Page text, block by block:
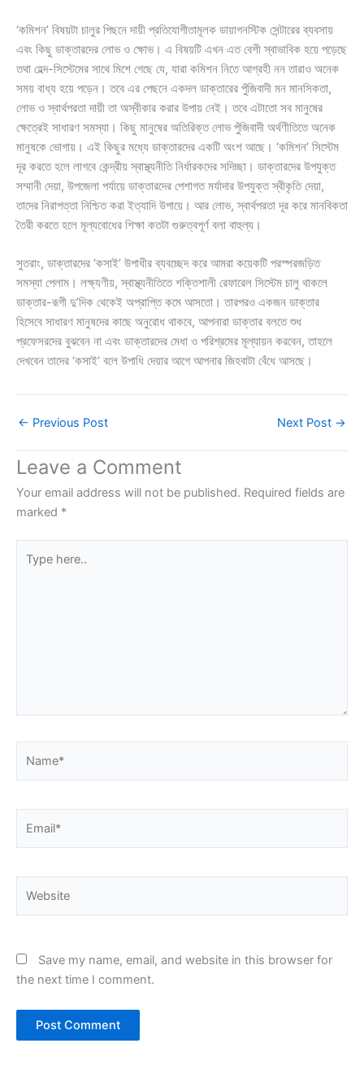
‘কমিশন’ বিষয়টা চালুর পিছনে দায়ী প্রতিযোগীতামূলক ডায়াগনস্টিক সেন্টারের ব্যবসায়
এবং কিছু ডাক্তারদের লোভ ও ক্ষোভ। এ বিষয়টি এখন এত বেশী স্বাভাবিক হয়ে পড়েছে
তথা হেল্দ-সিস্টেমের সাথে মিশে গেছে যে, যারা কমিশন নিতে আগ্রহী নন তারাও অনেক
সময় বাধ্য হয়ে পড়েন। তবে এর পেছনে একদল ডাক্তারের পুঁজিবাদী মন মানসিকতা,
লোভ ও স্বার্থপরতা দায়ী তা অস্বীকার করার উপায় নেই। তবে এটাতো সব মানুষের
ক্ষেত্রেই সাধারণ সমস্যা। কিছু মানুষের অতিরিক্ত লোভ পুঁজিবাদী অর্থণীতিতে অনেক
মানুষকে ভোগায়। এই কিছুর মধ্যে ডাক্তারদের একটি অংশ আছে। ‘কমিশন’ সিস্টেম
দূর করতে হলে লাগবে কেন্দ্রীয় স্বাস্থ্যনীতি নির্ধারকদের সদিচ্ছা। ডাক্তারদের উপযুক্ত
সম্মানী দেয়া, উপজেলা পর্যায়ে ডাক্তারদের পেশাগত মর্যাদার উপযুক্ত স্বীকৃতি দেয়া,
তাদের নিরাপত্তা নিশ্চিত করা ইত্যাদি উপায়ে। আর লোভ, স্বার্থপরতা দূর করে মানবিকতা
তৈরী করতে হলে মূল্যবোধের শিক্ষা কতটা গুরুত্বপূর্ণ বলা বাহুল্য।
সুতরাং, ডাক্তারদের ‘কসাই’ উপাধীর ব্যবচ্ছেদ করে আমরা কয়েকটি পরস্পরজড়িত
সমস্যা পেলাম। লক্ষ্যণীয়, স্বাস্থ্যনীতিতে শক্তিশালী রেফারেল সিস্টেম চালু থাকলে
ডাক্তার-রূগী দু’দিক থেকেই অপ্রাপ্তি কমে আসতো। তারপরও একজন ডাক্তার
হিসেবে সাধারণ মানুষদের কাছে অনুরোধ থাকবে, আপনারা ডাক্তার বলতে শুধ
প্রফেসরদের বুঝবেন না এবং ডাক্তারদের মেধা ও পরিশ্রমের মূল্যায়ন করবেন, তাহলে
দেখবেন তাদের ‘কসাই’ বলে উপাধি দেয়ার আগে আপনার জিহবাটা বেঁধে আসছে।
← Previous Post Next Post →
Leave a Comment
Your email address will not be published. Required fields are
marked *
here..
Save my name, email, and website in this browser for
the next time I comment.